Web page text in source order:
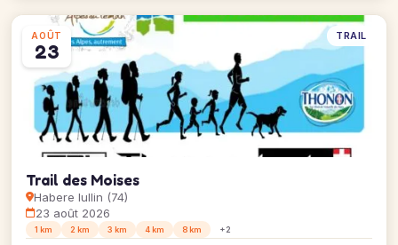
AOÛT
23
TRAIL
Trail des Moises
Habere lullin (74)
23 août 2026
1 km 2 km 3 km 4 km 8 km +2